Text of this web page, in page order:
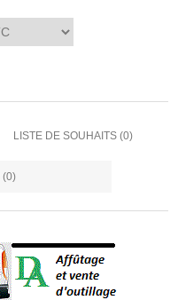
LISTE DE SOUHAITS (0)
(0)